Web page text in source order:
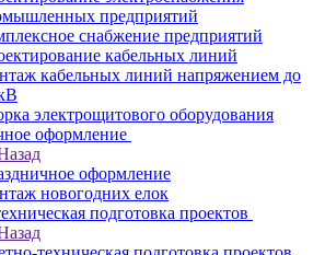
предприятий
снабжение предприятий
кабельных линий
кабельных линий напряжением до
электрощитового оборудования
оформление
оформление
новогодних елок
подготовка проектов